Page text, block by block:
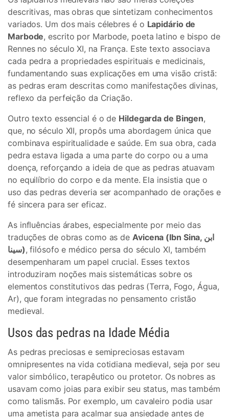
descritivas, mas obras que sintetizam conhecimentos
variados. Um dos mais célebres é o Lapidário de
Marbode, escrito por Marbode, poeta latino e bispo de
Rennes no século XI, na França. Este texto associava
cada pedra a propriedades espirituais e medicinais,
fundamentando suas explicações em uma visão cristã:
as pedras eram descritas como manifestações divinas,
reflexo da perfeição da Criação.
Outro texto essencial é o de Hildegarda de Bingen,
que, no século XII, propôs uma abordagem única que
combinava espiritualidade e saúde. Em sua obra, cada
pedra estava ligada a uma parte do corpo ou a uma
doença, reforçando a ideia de que as pedras atuavam
no equilíbrio do corpo e da mente. Ela insistia que o
uso das pedras deveria ser acompanhado de orações e
fé sincera para ser eficaz.
As influências árabes, especialmente por meio das
traduções de obras como as de Avicena (Ibn Sina, ابن
سینا), filósofo e médico persa do século XI, também
desempenharam um papel crucial. Esses textos
introduziram noções mais sistemáticas sobre os
elementos constitutivos das pedras (Terra, Fogo, Água,
Ar), que foram integradas no pensamento cristão
medieval.
Usos das pedras na Idade Média
As pedras preciosas e semipreciosas estavam
omnipresentes na vida cotidiana medieval, seja por seu
valor simbólico, terapêutico ou protetor. Os nobres as
usavam como joias para exibir seu status, mas também
como talismãs. Por exemplo, um cavaleiro podia usar
uma ametista para acalmar sua ansiedade antes de